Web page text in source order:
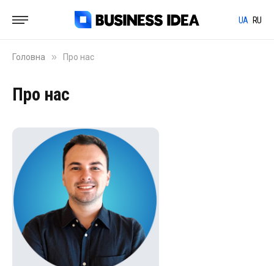
UA RU
Головна » Про нас
Про нас